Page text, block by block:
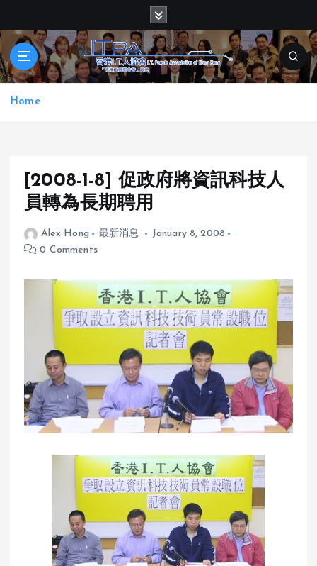
i
p
t
o
Home
[2008-1-8] 促政府將資訊科技人
員轉為長期聘用
Alex Hong 最新消息
January 8, 2008
0 Comments